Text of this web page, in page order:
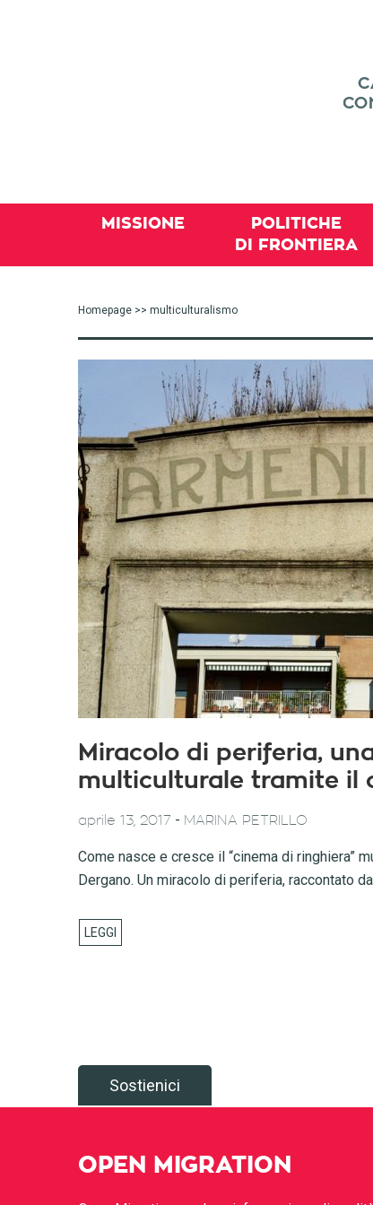
MISSIONE
POLITICHE
DI FRONTIERA
Homepage >> multiculturalismo
Miracolo di periferia,
multiculturale tramite il
aprile 13, 2017 - MARINA PETRILLO
Come nasce e cresce il “cinema di ringhiera”
Dergano. Un miracolo di periferia, raccontato
Sostienici
OPEN MIGRATION